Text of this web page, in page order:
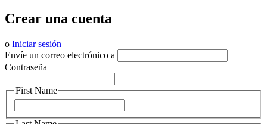
Crear una cuenta
o Iniciar sesión
Envíe un correo electrónico a
Contraseña
First Name